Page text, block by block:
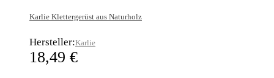
Karlie Klettergerüst aus Naturholz
Hersteller:Karlie
18,49 €